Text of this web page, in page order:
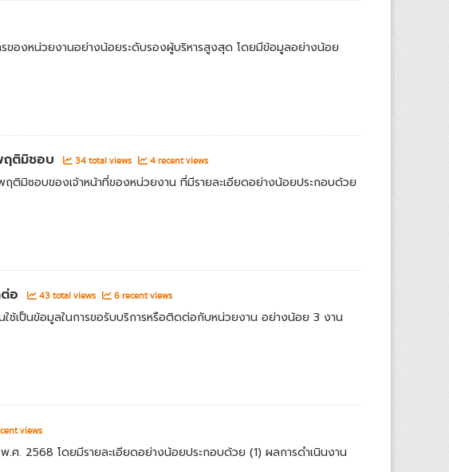
ของหน่วยงานอย่างน้อยระดับรองผู้บริหารสูงสุด โดยมีข้อมูลอย่างน้อย
ฤติมิชอบ 34 total views 4 recent views
ฤติมิชอบของเจ้าหน้าที่ของหน่วยงาน ที่มีรายละเอียดอย่างน้อยประกอบด้วย
อ 43 total views 6 recent views
เป็นข้อมูลในการขอรับบริการหรือติดต่อกับหน่วยงาน อย่างน้อย 3 งาน
views
ศ. 2568 โดยมีรายละเอียดอย่างน้อยประกอบด้วย (1) ผลการดำเนินงาน